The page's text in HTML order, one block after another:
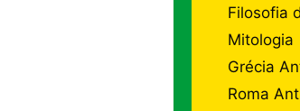
Filosofia
Mitologia
Grécia
Roma